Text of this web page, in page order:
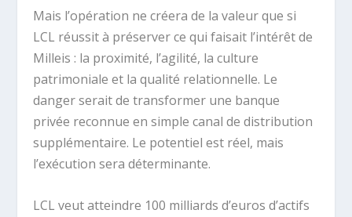
Mais l’opération ne créera de la valeur que si
LCL réussit à préserver ce qui faisait l’intérêt de
Milleis : la proximité, l’agilité, la culture
patrimoniale et la qualité relationnelle. Le
danger serait de transformer une banque
privée reconnue en simple canal de distribution
supplémentaire. Le potentiel est réel, mais
l’exécution sera déterminante.
LCL veut atteindre 100 milliards d’euros d’actifs